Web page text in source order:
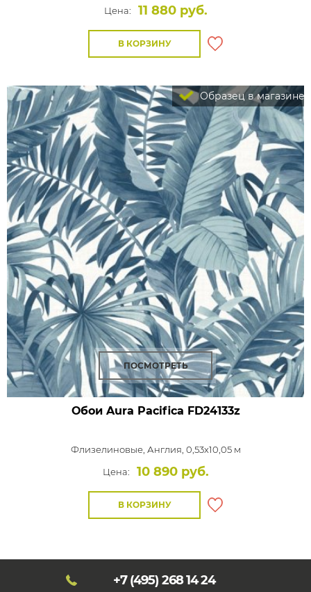
Цена:
11 880 руб.
В КОРЗИНУ
Образец в магазине
ПОСМОТРЕТЬ
Обои Aura Pacifica FD24133z
Флизелиновые, Англия, 0,53x10,05 м
Цена:
10 890 руб.
В КОРЗИНУ
+7 (495) 268 14 24